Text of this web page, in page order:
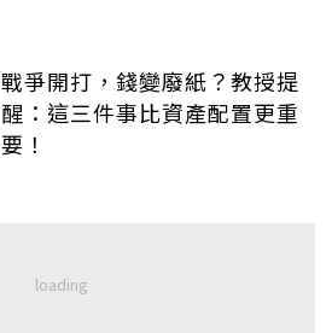
戰爭開打，錢變廢紙？教授提
醒：這三件事比資產配置更重
要！